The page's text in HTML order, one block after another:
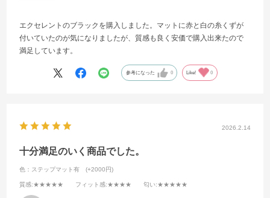
エクセレントのブラックを購入しました。マットに赤と白の糸くずが
付いていたのが気になりましたが、質感も良く安価で購入出来たので
満足しています。
参考になった 0 Like! 0
2026.2.14
十分満足のいく商品でした。
色：ステップマット有 (+2000円)
質感:★★★★★ フィット感:★★★★ 匂い:★★★★★